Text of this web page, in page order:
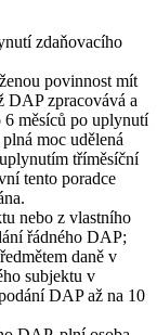
zdaňovacího
povinnost mít
DAP zpracovává a
6 měsíců po uplynutí
moc udělená
tříměsíční
tento poradce
nebo z vlastního
řádného DAP;
daně v
subjektu v
DAP až na 10